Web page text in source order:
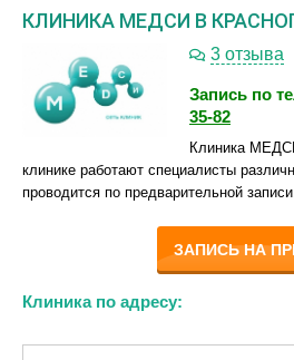
КЛИНИКА МЕДСИ В
3 отзыва
Запись по
35-82
Клиника
клинике работают специалисты
проводится по предварительной
ЗАПИСЬ НА
Клиника по адресу: